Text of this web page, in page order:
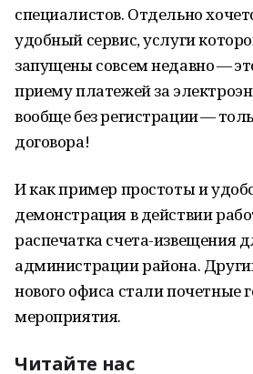
специалистов. Отдельно
удобный сервис, услуги
запущены совсем недавно —
приему платежей за
вообще без регистрации —
договора!
И как пример простоты и
демонстрация в действии
распечатка счета-извещения
администрации района.
нового офиса стали почетные
мероприятия.
Читайте нас